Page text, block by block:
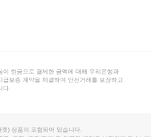
이 현금으로 결제한 금액에 대해 우리은행과
급보증 계약을 체결하여 안전거래를 보장하고
다.
) 상품이 포함되어 있습니다.